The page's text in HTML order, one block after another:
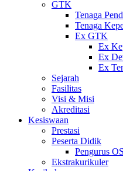
GTK
Tenaga
Tenaga
Ex GTK
Ex
Ex
Ex
Sejarah
Fasilitas
Visi & Misi
Akreditasi
Kesiswaan
Prestasi
Peserta Didik
Pengurus
Ekstrakurikuler